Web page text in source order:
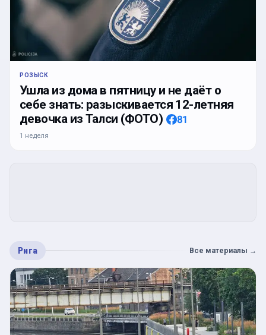
РОЗЫСК
Ушла из дома в пятницу и не даёт о
себе знать: разыскивается 12-летняя
девочка из Талси (ФОТО)
81
1 неделя
Рига Все материалы →